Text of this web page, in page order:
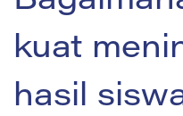
kuat
hasil